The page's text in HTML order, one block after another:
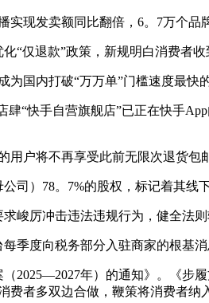
发卖额同比翻倍，6。7万个品
退款”政策，新规明白消费者收
内打破“万万单”门槛速度最快
快手自营旗舰店”已正在快手
户将不再享受此前无限次退货包
）78。7%的股权，标记着其线
厉冲击违法违规行为，健全法则
度向税务部分入驻商家的根基消
年）的通知》。《步
者多双边合做，鞭策将消费者纳